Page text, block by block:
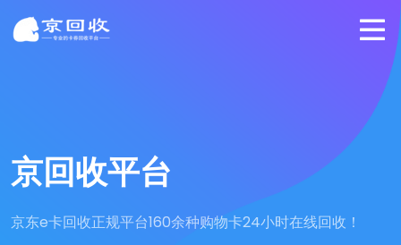
京回收平台
京东e卡回收正规平台160余种购物卡24小时在线回收！